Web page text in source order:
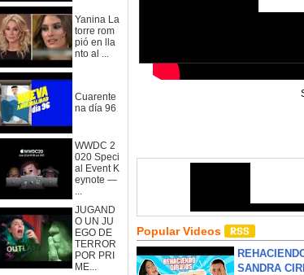
Yanina La
torre rom
pió en lla
nto al ...
Cuarente
na día 96
WWDC 2
020 Speci
al Event K
eynote —
...
JUGAND
O UN JU
EGO DE
TERROR
POR PRI
ME...
Popular Videos
SANDRA